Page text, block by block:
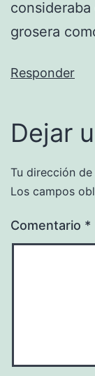
grosera
Responder
Dejar
Tu dirección
Los campos
Comentario *